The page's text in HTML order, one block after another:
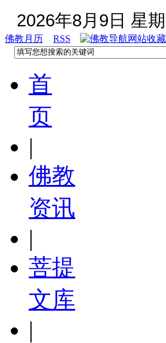
2026年8月9日 星
佛教月历 RSS
首
页
|
佛教
资讯
|
菩提
文库
|